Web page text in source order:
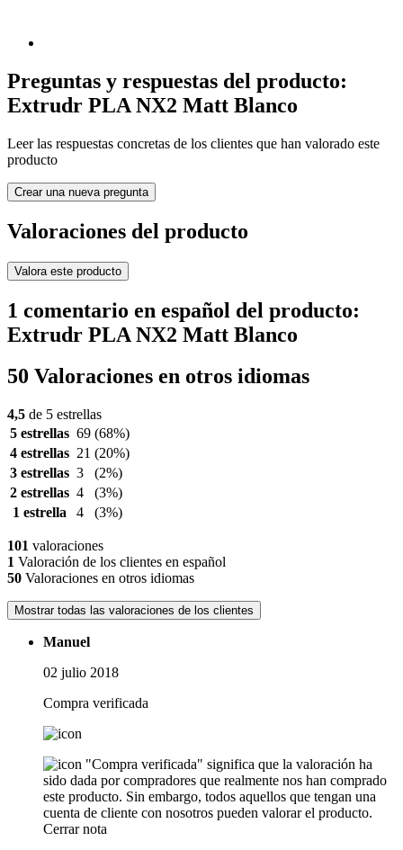
Preguntas y respuestas del producto:
Extrudr PLA NX2 Matt Blanco
Leer las respuestas concretas de los clientes que han valorado este
producto
Crear una nueva pregunta
Valoraciones del producto
Valora este producto
1 comentario en español del producto:
Extrudr PLA NX2 Matt Blanco
50 Valoraciones en otros idiomas
4,5 de 5 estrellas
5 estrellas 69 (68%)
4 estrellas 21 (20%)
3 estrellas 3
(2%)
2 estrellas 4
(3%)
1 estrella
4 (3%)
101 valoraciones
1 Valoración de los clientes en español
50 Valoraciones en otros idiomas
Mostrar todas las valoraciones de los clientes
Manuel
02 julio 2018
Compra verificada
"Compra verificada" significa que la valoración ha
sido dada por compradores que realmente nos han comprado
este producto. Sin embargo, todos aquellos que tengan una
cuenta de cliente con nosotros pueden valorar el producto.
Cerrar nota